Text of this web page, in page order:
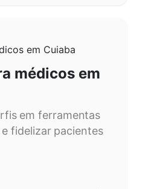
médicos em
em ferramentas
fidelizar pacientes